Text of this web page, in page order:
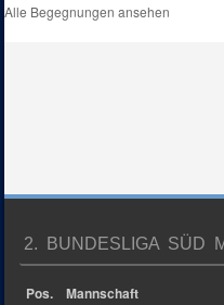
Alle Begegnungen ansehen
2. BUNDESLIGA SÜD
Pos. Mannschaft